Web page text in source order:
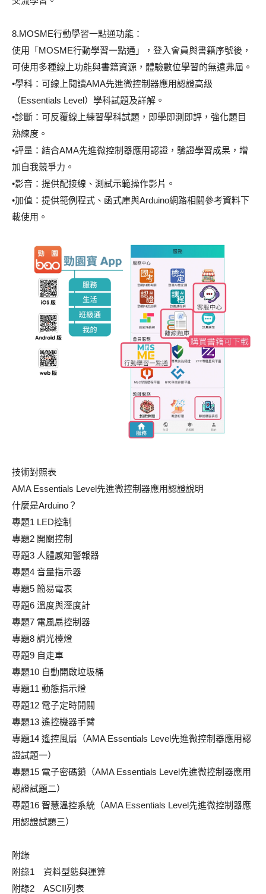
8.MOSME行動學習一點通功能：
使用「MOSME行動學習一點通」，登入會員與書籍序號後，
可使用多種線上功能與書籍資源，體驗數位學習的無遠弗屆。
•學科：可線上閱讀AMA先進微控制器應用認證高級
（Essentials Level）學科試題及詳解。
•診斷：可反覆線上練習學科試題，即學即測即評，強化題目
熟練度。
•評量：結合AMA先進微控制器應用認證，驗證學習成果，增
加自我競爭力。
•影音：提供配接線、測試示範操作影片。
•加值：提供範例程式、函式庫與Arduino網路相關參考資料下
載使用。
技術對照表
AMA Essentials Level先進微控制器應用認證說明
什麼是Arduino？
專題1 LED控制
專題2 開關控制
專題3 人體感知警報器
專題4 音量指示器
專題5 簡易電表
專題6 溫度與溼度計
專題7 電風扇控制器
專題8 調光檯燈
專題9 自走車
專題10 自動開啟垃圾桶
專題11 動態指示燈
專題12 電子定時開關
專題13 遙控機器手臂
專題14 遙控風扇（AMA Essentials Level先進微控制器應用認
證試題一）
專題15 電子密碼鎖（AMA Essentials Level先進微控制器應用
認證試題二）
專題16 智慧溫控系統（AMA Essentials Level先進微控制器應
用認證試題三）
附錄
附錄1 資料型態與運算
附錄2 ASCII列表